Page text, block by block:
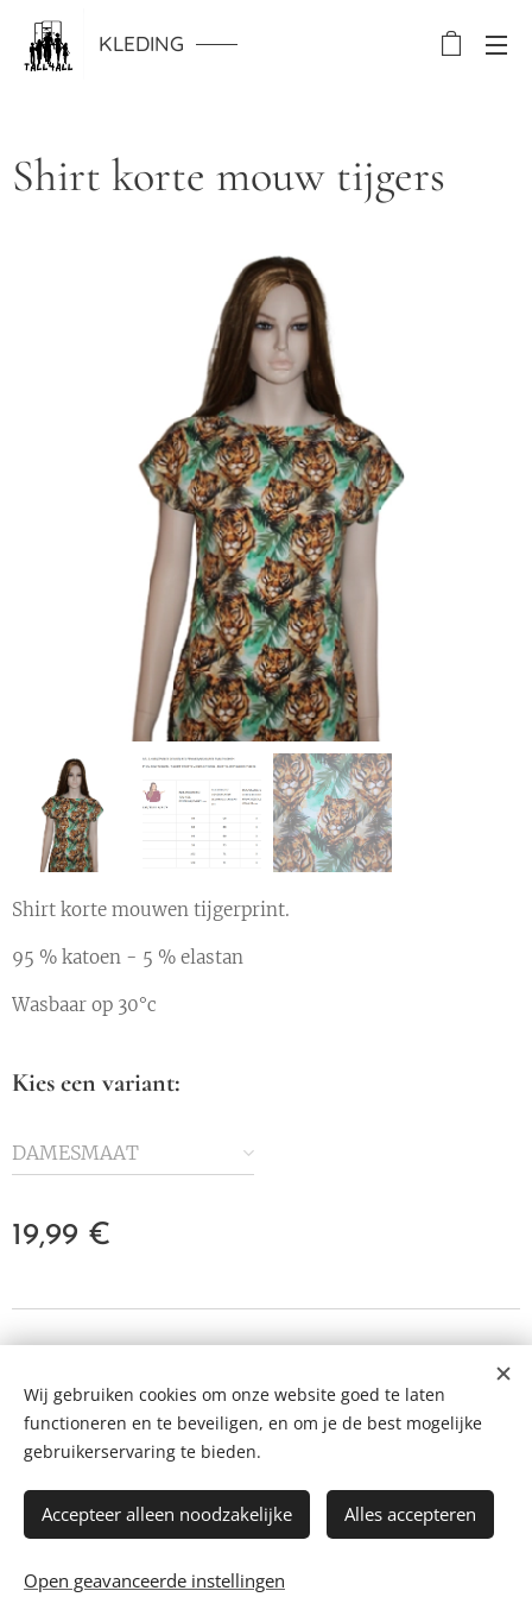
KLEDING
Shirt korte mouw tijgers
Shirt korte mouwen tijgerprint.
95 % katoen - 5 % elastan
Wasbaar op 30°c
Kies een variant:
DAMESMAAT
19,99 €
TOEVOEGEN AAN DE WINKELWAGEN
Cookies
Talen
Wij gebruiken cookies om onze website goed te laten
functioneren en te beveiligen, en om je de best mogelijke
gebruikerservaring te bieden.
Accepteer alleen noodzakelijke Alles accepteren
Open geavanceerde instellingen